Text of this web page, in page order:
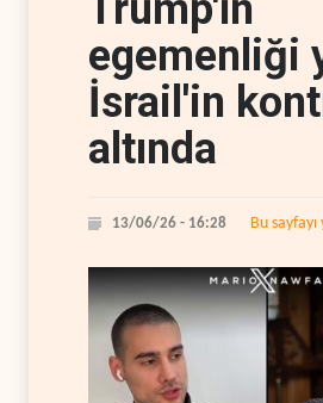
egemenliği
İsrail'in
altında
13/06/26 - 16:28 Bu sayfayı